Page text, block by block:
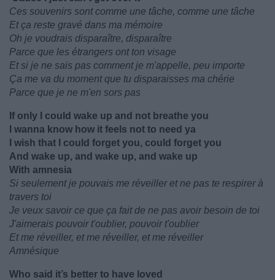
Ces souvenirs sont comme une tâche, comme une tâche
Et ça reste gravé dans ma mémoire
Oh je voudrais disparaître, disparaître
Parce que les étrangers ont ton visage
Et si je ne sais pas comment je m'appelle, peu importe
Ça me va du moment que tu disparaisses ma chérie
Parce que je ne m'en sors pas
If only I could wake up and not breathe you
I wanna know how it feels not to need ya
I wish that I could forget you, could forget you
And wake up, and wake up, and wake up
With amnesia
Si seulement je pouvais me réveiller et ne pas te respirer à
travers toi
Je veux savoir ce que ça fait de ne pas avoir besoin de toi
J'aimerais pouvoir t'oublier, pouvoir t'oublier
Et me réveiller, et me réveiller, et me réveiller
Amnésique
Who said it’s better to have loved